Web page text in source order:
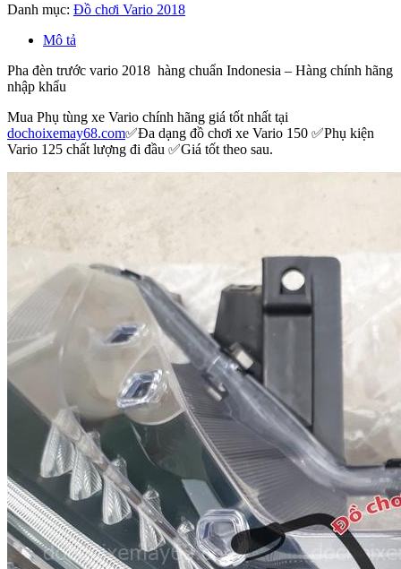
Danh mục: Đồ chơi Vario 2018
Mô tả
Pha đèn trước vario 2018 hàng chuẩn Indonesia – Hàng chính hãng
nhập khẩu
Mua Phụ tùng xe Vario chính hãng giá tốt nhất tại
dochoixemay68.com✅Đa dạng đồ chơi xe Vario 150 ✅Phụ kiện
Vario 125 chất lượng đi đầu ✅Giá tốt theo sau.